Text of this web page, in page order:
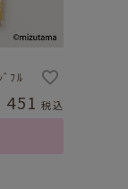
ﾌﾙ
451 税込